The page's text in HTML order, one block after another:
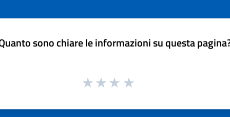
sono chiare le informazioni su questa